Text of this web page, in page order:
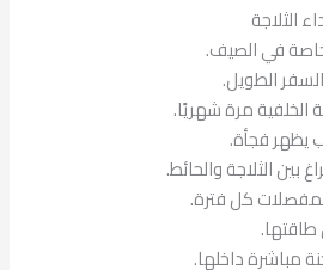
الثلاجة
خاصة في الصيف.
الطويل.
الخلفية مرة شهريًا.
يظهر فجأة.
الثلاجة والحائط.
كل فترة.
طاقتها.
مباشرة داخلها.